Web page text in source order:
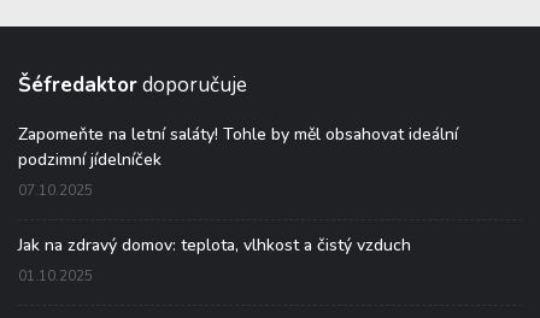
Šéfredaktordoporučuje
Zapomeňte na letní saláty! Tohle by měl obsahovat ideální
podzimní jídelníček
07.10.2025
Jak na zdravý domov: teplota, vlhkost a čistý vzduch
01.10.2025